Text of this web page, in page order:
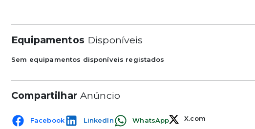
Equipamentos Disponíveis
Sem equipamentos disponíveis registados
Compartilhar Anúncio
Facebook LinkedIn WhatsApp X.com